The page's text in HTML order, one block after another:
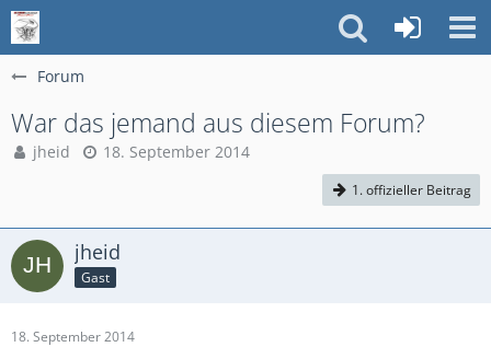
Forum
War das jemand aus diesem Forum?
jheid 18. September 2014
1. offizieller Beitrag
jheid
Gast
18. September 2014